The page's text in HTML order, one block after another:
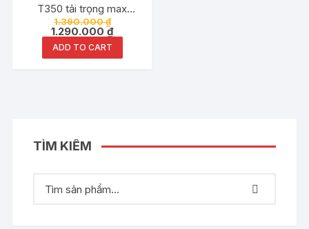
T350 tải trọng max
350kg sàn nhựa
1.390.000₫
1.290.000₫
ADD TO CART
TÌM KIẾM